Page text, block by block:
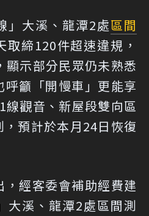
」大溪、龍潭2處區間
取締120件超速違規，
顯示部分民眾仍未熟悉
籲「開慢車」更能享
線觀音、新屋段雙向區
預計於本月24日恢復
經客委會補助經費建
大溪、龍潭2處區間測